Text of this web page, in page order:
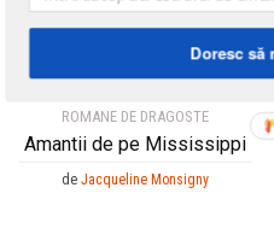
ROMANE DE DRAGOSTE
Amantii de pe Mississippi
de Jacqueline Monsigny
Doresc să